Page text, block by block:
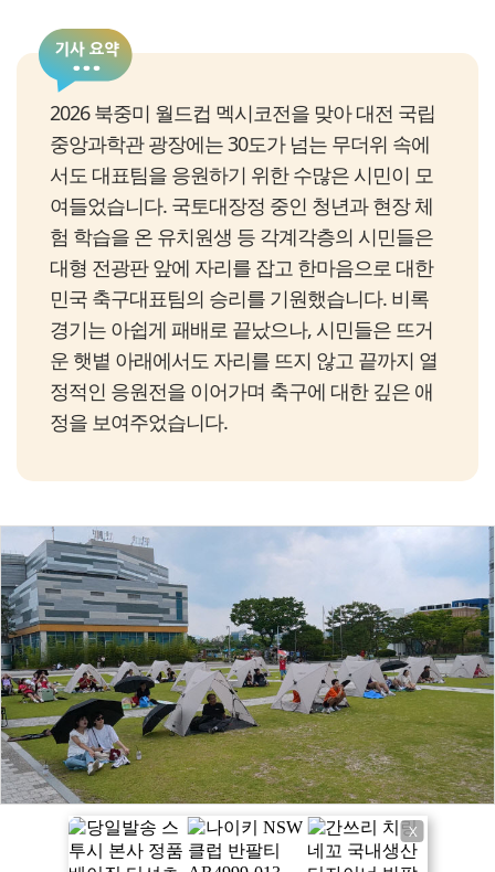
2026 북중미 월드컵 멕시코전을 맞아 대전 국립
중앙과학관 광장에는 30도가 넘는 무더위 속에
서도 대표팀을 응원하기 위한 수많은 시민이 모
여들었습니다. 국토대장정 중인 청년과 현장 체
험 학습을 온 유치원생 등 각계각층의 시민들은
대형 전광판 앞에 자리를 잡고 한마음으로 대한
민국 축구대표팀의 승리를 기원했습니다. 비록
경기는 아쉽게 패배로 끝났으나, 시민들은 뜨거
운 햇볕 아래에서도 자리를 뜨지 않고 끝까지 열
정적인 응원전을 이어가며 축구에 대한 깊은 애
정을 보여주었습니다.
X